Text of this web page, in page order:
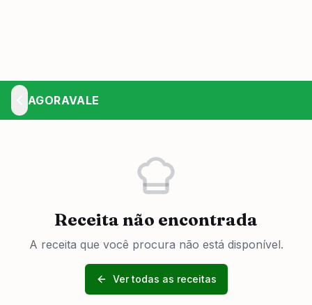
AGORAVALE
Receita não encontrada
A receita que você procura não está disponível.
Ver todas as receitas